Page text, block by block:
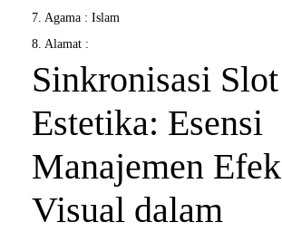
7. Agama : Islam
8. Alamat :
Sinkronisasi Slot
Estetika: Esensi
Manajemen Efek
Visual dalam